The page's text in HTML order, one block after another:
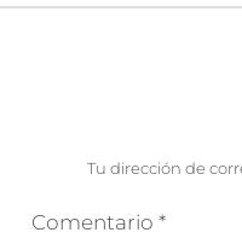
Tu dirección de
Comentario *